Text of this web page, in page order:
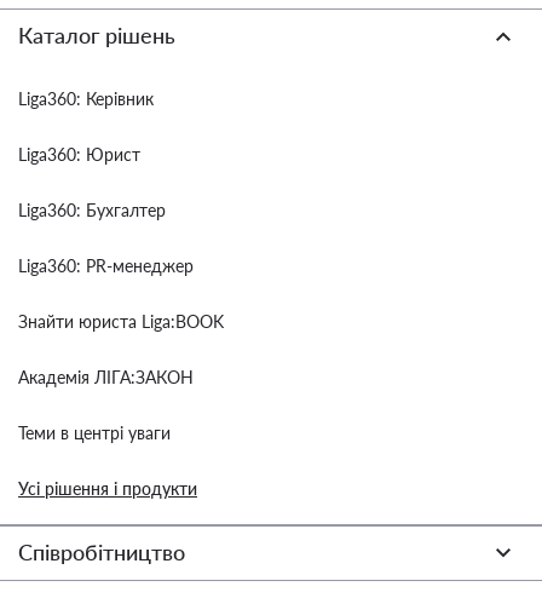
Каталог рішень
Liga360: Керівник
Liga360: Юрист
Liga360: Бухгалтер
Liga360: PR-менеджер
Знайти юриста Liga:BOOK
Академія ЛІГА:ЗАКОН
Теми в центрі уваги
Усі рішення і продукти
Співробітництво